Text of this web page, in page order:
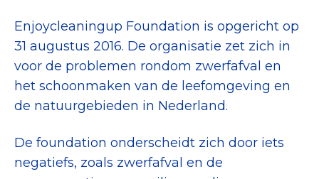
Data & Onderzoek
Betrouwbare data over goede doelen
CBF-publicaties
State of the Sector
Het Nederlandse Donateurspanel
Enjoycleaningup Foundation is opgericht op
31 augustus 2016. De organisatie zet zich in
voor de problemen rondom zwerfafval en
het schoonmaken van de leefomgeving en
de natuurgebieden in Nederland.
De foundation onderscheidt zich door iets
negatiefs, zoals zwerfafval en de